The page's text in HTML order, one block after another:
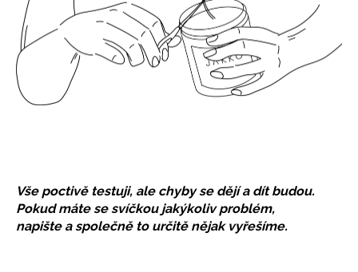
Vše poctivě testuji, ale chyby se dějí a dít budou.
Pokud máte se svíčkou jakýkoliv problém,
napište a společně to určitě nějak vyřešíme.